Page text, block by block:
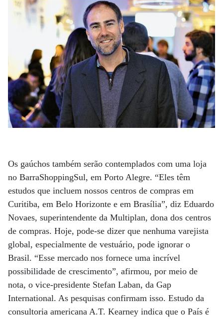
Os gaúchos também serão contemplados com uma loja
no BarraShoppingSul, em Porto Alegre. “Eles têm
estudos que incluem nossos centros de compras em
Curitiba, em Belo Horizonte e em Brasília”, diz Eduardo
Novaes, superintendente da Multiplan, dona dos centros
de compras. Hoje, pode-se dizer que nenhuma varejista
global, especialmente de vestuário, pode ignorar o
Brasil. “Esse mercado nos fornece uma incrível
possibilidade de crescimento”, afirmou, por meio de
nota, o vice-presidente Stefan Laban, da Gap
International. As pesquisas confirmam isso. Estudo da
consultoria americana A.T. Kearney indica que o País é